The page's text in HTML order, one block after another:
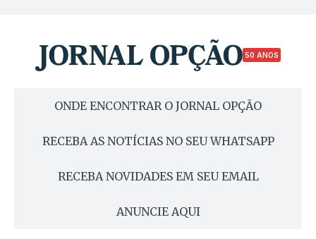
50 ANOS
ONDE ENCONTRAR O JORNAL OPÇÃO
RECEBA AS NOTÍCIAS NO SEU WHATSAPP
RECEBA NOVIDADES EM SEU EMAIL
ANUNCIE AQUI